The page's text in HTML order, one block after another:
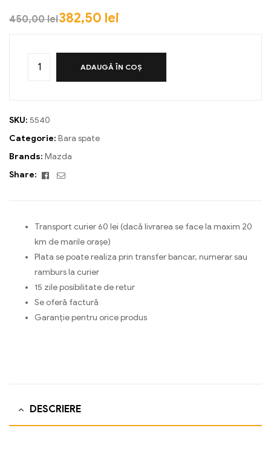
450,00lei382,50 lei
ADAUGĂ ÎN COȘ
SKU: 5540
Categorie: Bara spate
Brands: Mazda
Share:
Facebook
Email
Transport curier 60 lei (dacă livrarea se face la maxim 20
km de marile orașe)
Plata se poate realiza prin transfer bancar, numerar sau
ramburs la curier
15 zile posibilitate de retur
Se oferă factură
Garanție pentru orice produs
DESCRIERE